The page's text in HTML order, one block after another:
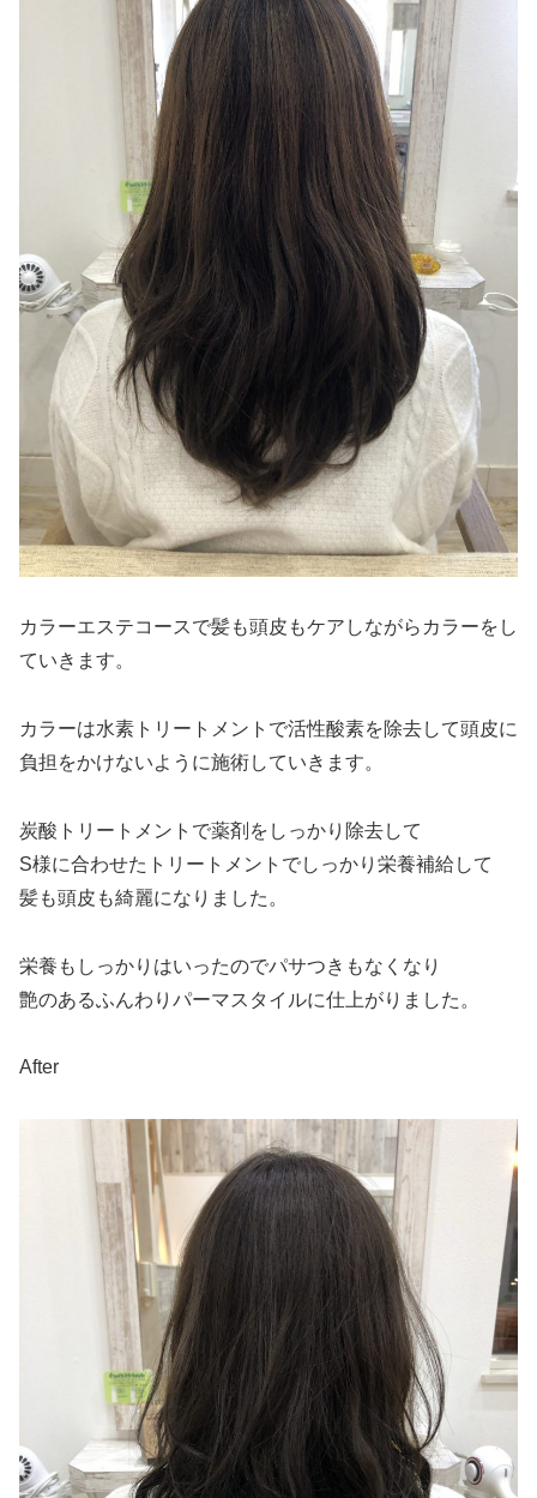
カラーエステコースで髪も頭皮もケアしながらカラーをし
ていきます。
カラーは水素トリートメントで活性酸素を除去して頭皮に
負担をかけないように施術していきます。
炭酸トリートメントで薬剤をしっかり除去して
S様に合わせたトリートメントでしっかり栄養補給して
髪も頭皮も綺麗になりました。
栄養もしっかりはいったのでパサつきもなくなり
艶のあるふんわりパーマスタイルに仕上がりました。
After